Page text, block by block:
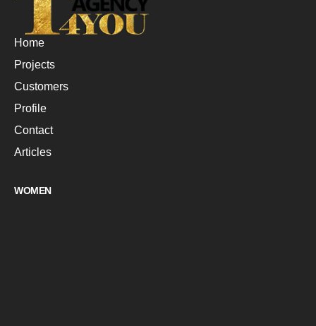
Home
Projects
Customers
Profile
Contact
Articles
WOMEN